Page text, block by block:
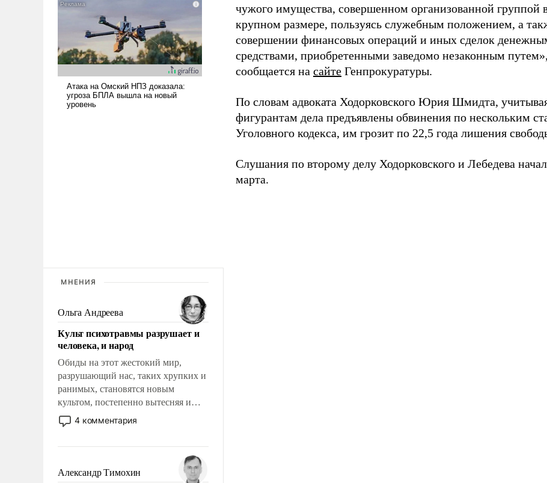
МНЕНИЯ
Ольга Андреева
Культ психотравмы разрушает и
человека, и народ
Обиды на этот жестокий мир,
разрушающий нас, таких хрупких и
ранимых, становятся новым
культом, постепенно вытесняя и
отменяя традиционное требование к
человеку – быть мужественным и
на себя ответственность, помогать
слабым, идти вперед и
4 комментария
Александр Тимохин
чужого имущества, совершенном организованной группой
крупном размере, пользуясь служебным положением, а
совершении финансовых операций и иных сделок
средствами, приобретенными заведомо незаконным
сообщается на сайте Генпрокуратуры.
По словам адвоката Ходорковского Юрия Шмидта,
фигурантам дела предъявлены обвинения по нескольким
Уголовного кодекса, им грозит по 22,5 года лишения
Слушания по второму делу Ходорковского и Лебедева
марта.